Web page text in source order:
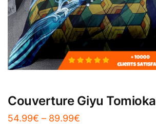
Couverture Giyu Tomioka
54.99€ – 89.99€